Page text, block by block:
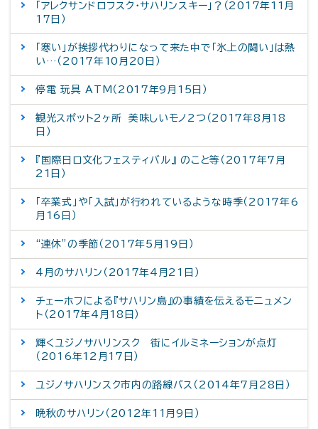
「アレクサンドロフスク・サハリンスキー」？（2017年11月
17日）
「寒い」が挨拶代わりになって来た中で「氷上の闘い」は熱
い…（2017年10月20日）
停電 玩具 ATM（2017年9月15日）
観光スポット2ヶ所 美味しいモノ2つ（2017年8月18
日）
『国際日ロ文化フェスティバル』 のこと等（2017年7月
21日）
「卒業式」や「入試」が行われているような時季（2017年6
月16日）
“連休”の季節（2017年5月19日）
4月のサハリン（2017年4月21日）
チェーホフによる『サハリン島』の事績を伝えるモニュメン
ト（2017年4月18日）
輝くユジノサハリンスク 街にイルミネーションが点灯
（2016年12月17日）
ユジノサハリンスク市内の路線バス（2014年7月28日）
晩秋のサハリン（2012年11月9日）